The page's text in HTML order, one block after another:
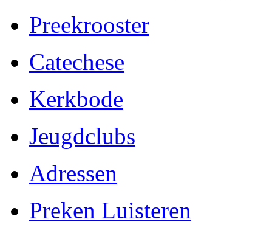
Preekrooster
Catechese
Kerkbode
Jeugdclubs
Adressen
Preken Luisteren